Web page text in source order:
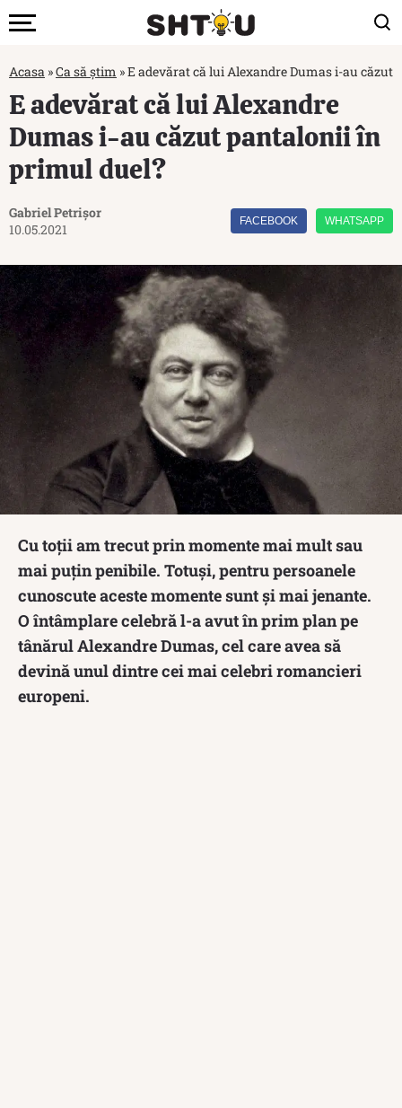
Acasa »Ca să știm »E adevărat că lui Alexandre Dumas i-au
E adevărat că lui Alexandre
Dumas i-au căzut pantalonii în
primul duel?
Gabriel Petrișor
10.05.2021
FACEBOOK WHATSAPP
Cu toții am trecut prin momente mai mult sau
mai puțin penibile. Totuși, pentru persoanele
cunoscute aceste momente sunt și mai jenante.
O întâmplare celebră l-a avut în prim plan pe
tânărul Alexandre Dumas, cel care avea să
devină unul dintre cei mai celebri romancieri
europeni.